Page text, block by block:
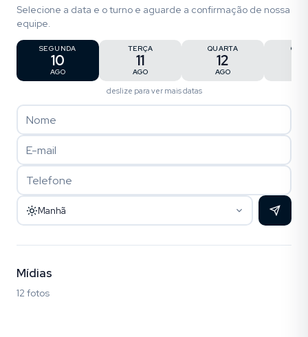
Selecione a data e o turno e aguarde a confirmação de nossa
equipe.
SEGUNDA
10
AGO
TERÇA
11
AGO
QUARTA
12
AGO
deslize para ver mais datas
Manhã
Mídias
12 fotos